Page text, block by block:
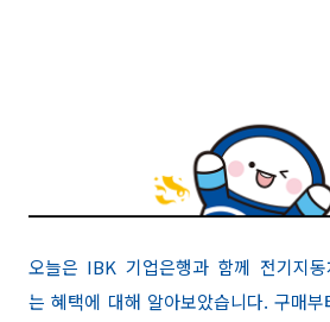
오늘은 IBK 기업은행과 함께 전기지
는 혜택에 대해 알아보았습니다. 구매